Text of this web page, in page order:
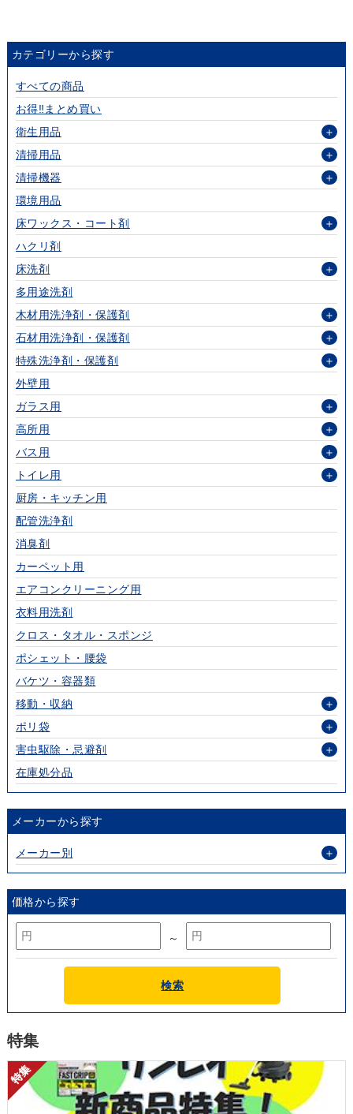
カテゴリーから探す
すべての商品
お得‼まとめ買い
衛生用品
＋
清掃用品
＋
清掃機器
＋
環境用品
床ワックス・コート剤
＋
ハクリ剤
床洗剤
＋
多用途洗剤
木材用洗浄剤・保護剤
＋
石材用洗浄剤・保護剤
＋
特殊洗浄剤・保護剤
＋
外壁用
ガラス用
＋
高所用
＋
バス用
＋
トイレ用
＋
厨房・キッチン用
配管洗浄剤
消臭剤
カーペット用
エアコンクリーニング用
衣料用洗剤
クロス・タオル・スポンジ
ポシェット・腰袋
バケツ・容器類
移動・収納
＋
ポリ袋
＋
害虫駆除・忌避剤
＋
在庫処分品
メーカーから探す
メーカー別 ＋
価格から探す
～
検索
特集